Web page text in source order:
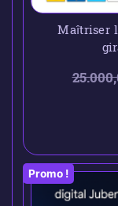
Maîtriser
Promo !